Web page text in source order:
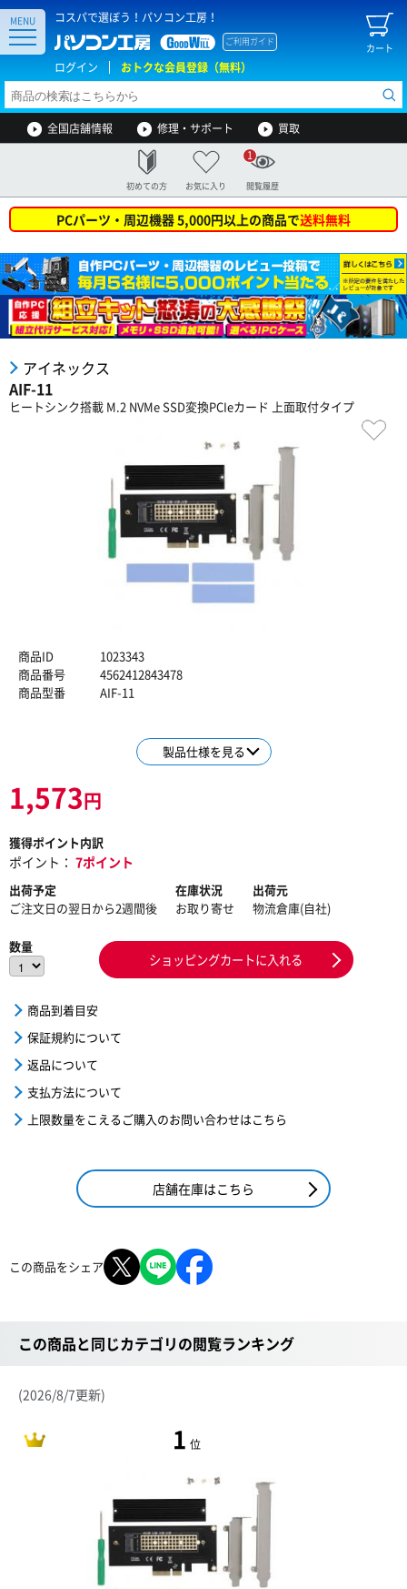
コスパで選ぼう！パソコン工房！
カート
ご利用ガイド
ログイン おトクな会員登録（無料）
MENU
全国店舗情報 修理・サポート 買取
初めての方 お気に入り 閲覧履歴
1
PCパーツ・周辺機器 5,000円以上の商品で送料無料
アイネックス
AIF-11
ヒートシンク搭載 M.2 NVMe SSD変換PCIeカード 上面取付タイプ
商品ID
1023343
商品番号
4562412843478
商品型番
AIF-11
製品仕様を見る
1,573円
獲得ポイント内訳
ポイント： 7ポイント
出荷予定
ご注文日の翌日から2週間後
在庫状況
お取り寄せ
出荷元
物流倉庫(自社)
数量
ショッピングカートに入れる
商品到着目安
保証規約について
返品について
支払方法について
上限数量をこえるご購入のお問い合わせはこちら
店舗在庫はこちら
この商品をシェア
この商品と同じカテゴリの閲覧ランキング
(2026/8/7更新)
1 位